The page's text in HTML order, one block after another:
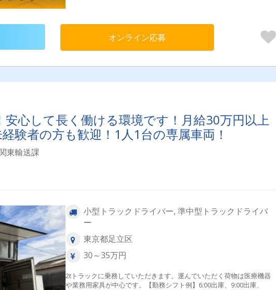
オンライン応募
心して長く働ける環境です！月給30万円以上
験者の方も歓迎！1人1台の専属車両！
東輸送課
小型トラックドライバー, 準中型トラックドライバ
ー
東京都足立区
30～35万円
2tトラックに乗務していただきます。運んでいただく荷物は医療機器
や業務用家具が中心です。【勤務シフト例】6:00出庫、9:00出庫、